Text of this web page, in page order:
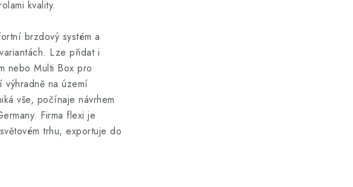
kvality.
brzdový systém a
Lze přidat i
nebo Multi Box pro
výhradně na území
vše, počínaje návrhem
Firma flexi je
trhu, exportuje do